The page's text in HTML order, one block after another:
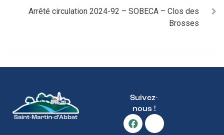
Arrêté circulation 2024-92 – SOBECA – Clos des
Brosses
Suivez-
nous !